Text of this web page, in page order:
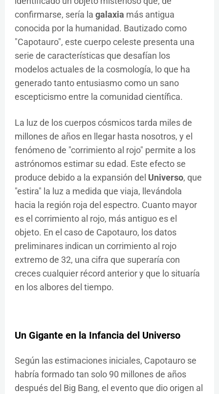
confirmarse, sería la galaxia más antigua
conocida por la humanidad. Bautizado como
"Capotauro", este cuerpo celeste presenta una
serie de características que desafían los
modelos actuales de la cosmología, lo que ha
generado tanto entusiasmo como un sano
escepticismo entre la comunidad científica.
La luz de los cuerpos cósmicos tarda miles de
millones de años en llegar hasta nosotros, y el
fenómeno de "corrimiento al rojo" permite a los
astrónomos estimar su edad. Este efecto se
produce debido a la expansión del Universo, que
"estira" la luz a medida que viaja, llevándola
hacia la región roja del espectro. Cuanto mayor
es el corrimiento al rojo, más antiguo es el
objeto. En el caso de Capotauro, los datos
preliminares indican un corrimiento al rojo
extremo de 32, una cifra que superaría con
creces cualquier récord anterior y que lo situaría
en los albores del tiempo.
Un Gigante en la Infancia del Universo
Según las estimaciones iniciales, Capotauro se
habría formado tan solo 90 millones de años
después del Big Bang, el evento que dio origen al